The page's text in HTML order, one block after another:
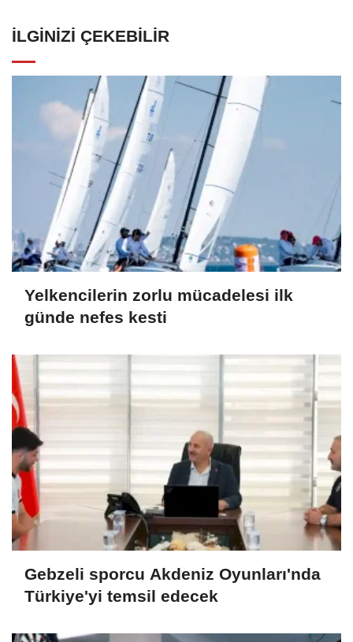
İLGINIZI ÇEKEBILIR
Yelkencilerin zorlu mücadelesi ilk
günde nefes kesti
Gebzeli sporcu Akdeniz Oyunları'nda
Türkiye'yi temsil edecek